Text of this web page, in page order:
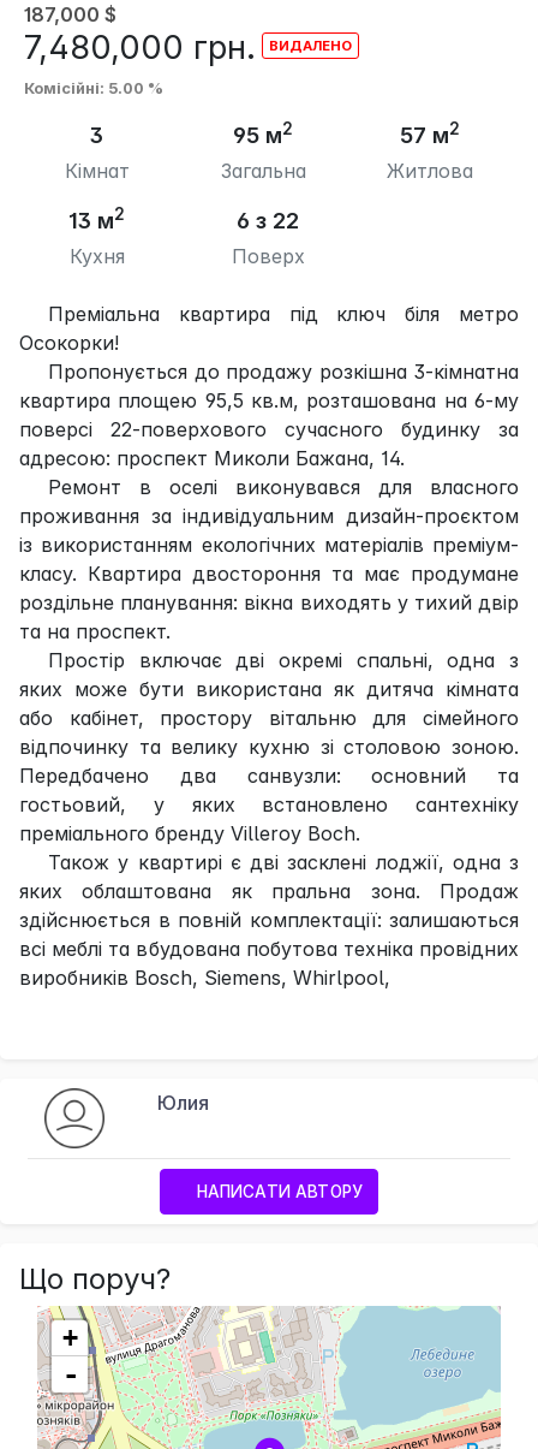
187,000 $
7,480,000 грн.
Комісійні: 5.00 %
3
Кімнат
95 м2
Загальна
57 м2
Житлова
13 м2
Кухня
6 з 22
Поверх
Преміальна квартира під ключ біля метро
Осокорки!
Пропонується до продажу розкішна 3-кімнатна
квартира площею 95,5 кв.м, розташована на 6-му
поверсі 22-поверхового сучасного будинку за
адресою: проспект Миколи Бажана, 14.
Ремонт в оселі виконувався для власного
проживання за індивідуальним дизайн-проєктом
із використанням екологічних матеріалів преміум-
класу. Квартира двостороння та має продумане
роздільне планування: вікна виходять у тихий двір
та на проспект.
Простір включає дві окремі спальні, одна з
яких може бути використана як дитяча кімната
або кабінет, простору вітальню для сімейного
відпочинку та велику кухню зі столовою зоною.
Передбачено два санвузли: основний та
гостьовий, у яких встановлено сантехніку
преміального бренду Villeroy Boch.
Також у квартирі є дві засклені лоджії, одна з
яких облаштована як пральна зона. Продаж
здійснюється в повній комплектації: залишаються
всі меблі та вбудована побутова техніка провідних
виробників Bosch, Siemens, Whirlpool,
Юлия
НАПИСАТИ АВТОРУ
Що поруч?
+
-